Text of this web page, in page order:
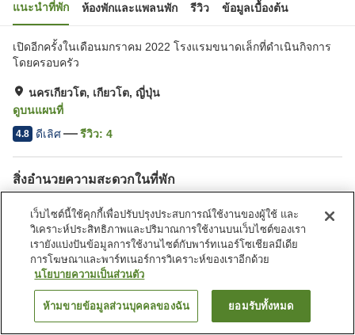
แนะนำที่พัก ห้องพักและแพลนพัก รีวิว ข้อมูลเบื้องต้น
เปิดอีกครั้งในเดือนมกราคม 2022 โรงแรมขนาดเล็กที่ดำเนินกิจการ
โดยครอบครัว
นครเกียวโต, เกียวโต, ญี่ปุ่น
ดูบนแผนที่
4.8 ดีเลิศ รีวิว: 4
สิ่งอำนวยความสะดวกในที่พัก
ที่จอดรถ (ฟรี)
ห้องอาบน้ำสำหรับจองใช้ส่วน
ตัว
หน้าแรก ญี่ปุ่น เกียวโต
Chambre d’hote Le Blanc
ค้นหาห้องพัก
เว็บไซต์นี้ใช้คุกกี้เพื่อปรับปรุงประสบการณ์ใช้งานของผู้ใช้ และ
วิเคราะห์ประสิทธิภาพและปริมาณการใช้งานบนเว็บไซต์ของเรา
เรายังแบ่งปันข้อมูลการใช้งานไซต์กับพาร์ทเนอร์โซเชียลมีเดีย
การโฆษณาและพาร์ทเนอร์การวิเคราะห์ของเราอีกด้วย
นโยบายความเป็นส่วนตัว
ห้ามขายข้อมูลส่วนบุคคลของฉัน ยอมรับทั้งหมด